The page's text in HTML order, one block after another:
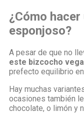
¿Cómo
esponjoso?
A pesar de que no
este bizcocho
prefecto equilibrio
Hay muchas
ocasiones también
chocolate, o limón y